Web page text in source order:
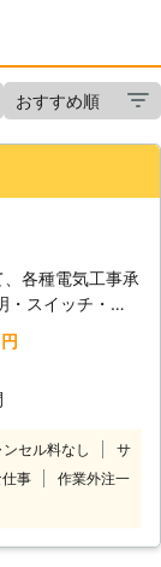
各種電気工事承
・スイッチ・コ
ントの増設工事
事 新築木造住宅
工事 オフィス
ンセル料なし
サ
事
作業外注一